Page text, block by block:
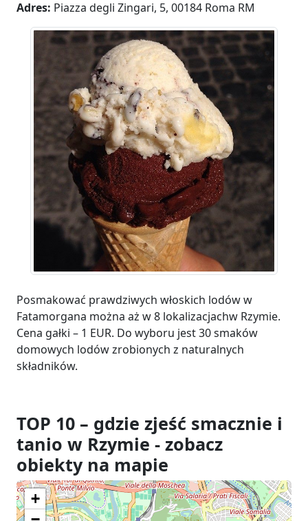
Adres: Piazza degli Zingari, 5, 00184 Roma RM
Posmakować prawdziwych włoskich lodów w
Fatamorgana można aż w 8 lokalizacjachw Rzymie.
Cena gałki – 1 EUR. Do wyboru jest 30 smaków
domowych lodów zrobionych z naturalnych
składników.
TOP 10 – gdzie zjeść smacznie i
tanio w Rzymie - zobacz
obiekty na mapie
+